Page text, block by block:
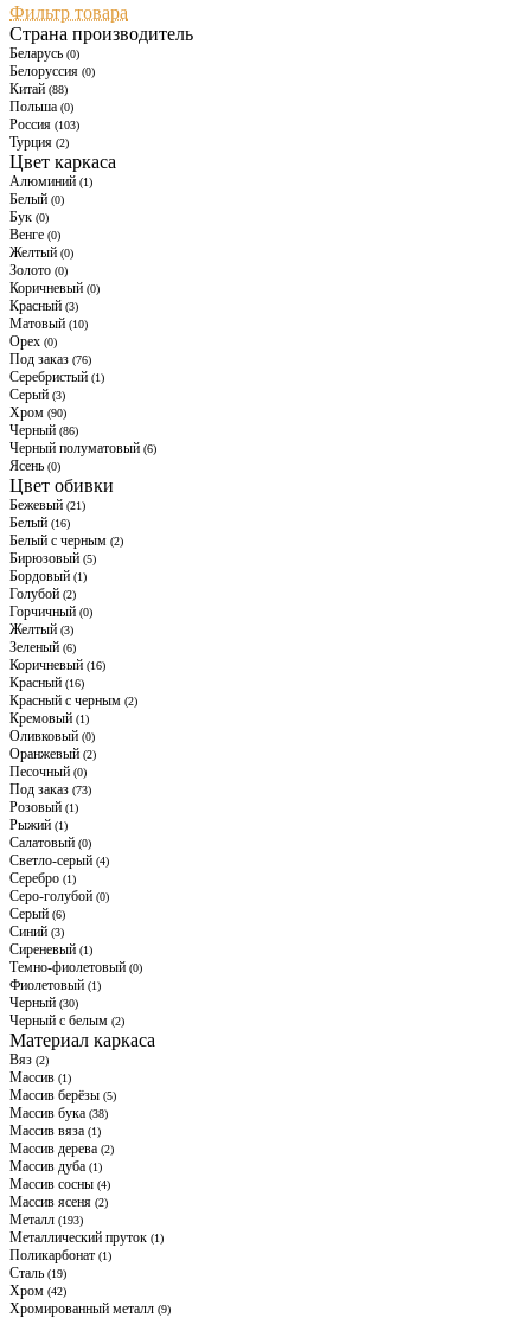
Фильтр товара
Страна производитель
Беларусь (0)
Белоруссия (0)
Китай (88)
Польша (0)
Россия (103)
Турция (2)
Цвет каркаса
Алюминий (1)
Белый (0)
Бук (0)
Венге (0)
Желтый (0)
Золото (0)
Коричневый (0)
Красный (3)
Матовый (10)
Орех (0)
Под заказ (76)
Серебристый (1)
Серый (3)
Хром (90)
Черный (86)
Черный полуматовый (6)
Ясень (0)
Цвет обивки
Бежевый (21)
Белый (16)
Белый с черным (2)
Бирюзовый (5)
Бордовый (1)
Голубой (2)
Горчичный (0)
Желтый (3)
Зеленый (6)
Коричневый (16)
Красный (16)
Красный с черным (2)
Кремовый (1)
Оливковый (0)
Оранжевый (2)
Песочный (0)
Под заказ (73)
Розовый (1)
Рыжий (1)
Салатовый (0)
Светло-серый (4)
Серебро (1)
Серо-голубой (0)
Серый (6)
Синий (3)
Сиреневый (1)
Темно-фиолетовый (0)
Фиолетовый (1)
Черный (30)
Черный с белым (2)
Материал каркаса
Вяз (2)
Массив (1)
Массив берёзы (5)
Массив бука (38)
Массив вяза (1)
Массив дерева (2)
Массив дуба (1)
Массив сосны (4)
Массив ясеня (2)
Металл (193)
Металлический пруток (1)
Поликарбонат (1)
Сталь (19)
Хром (42)
Хромированный металл (9)